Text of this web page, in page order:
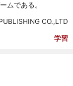
ムである。
CO.,LTD
学習